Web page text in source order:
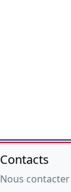
Contacts
Nous contacter